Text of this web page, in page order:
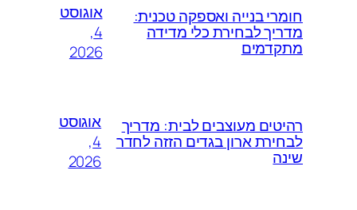
חומרי בנייה ואספקה טכנית:
מדריך לבחירת כלי מדידה
מתקדמים
אוגוסט
4,
2026
רהיטים מעוצבים לבית: מדריך
לבחירת ארון בגדים הזזה לחדר
שינה
אוגוסט
4,
2026